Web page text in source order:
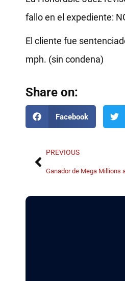
fallo en el expediente:
El cliente fue
mph. (sin condena)
Share on:
Facebook
PREVIOUS
Ganador de Mega Millions